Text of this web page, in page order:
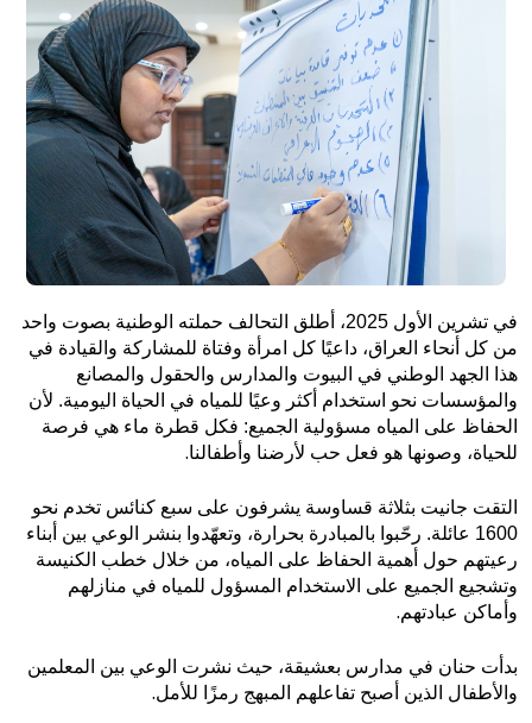
في تشرين الأول 2025، أطلق التحالف حملته الوطنية بصوت واحد
من كل أنحاء العراق، داعيًا كل امرأة وفتاة للمشاركة والقيادة في
هذا الجهد الوطني في البيوت والمدارس والحقول والمصانع
والمؤسسات نحو استخدام أكثر وعيًا للمياه في الحياة اليومية. لأن
الحفاظ على المياه مسؤولية الجميع: فكل قطرة ماء هي فرصة
للحياة، وصونها هو فعل حب لأرضنا وأطفالنا.
التقت جانيت بثلاثة قساوسة يشرفون على سبع كنائس تخدم نحو
1600 عائلة. رحّبوا بالمبادرة بحرارة، وتعهّدوا بنشر الوعي بين أبناء
رعيتهم حول أهمية الحفاظ على المياه، من خلال خطب الكنيسة
وتشجيع الجميع على الاستخدام المسؤول للمياه في منازلهم
وأماكن عبادتهم.
بدأت حنان في مدارس بعشيقة، حيث نشرت الوعي بين المعلمين
والأطفال الذين أصبح تفاعلهم المبهج رمزًا للأمل.